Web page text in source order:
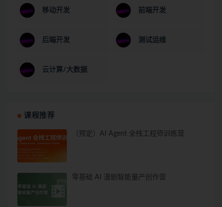
移动开发 前端开发
后端开发 测试运维
云计算/大数据
课程推荐
（预定）AI Agent 全栈工程师训练营
零基础 AI 漫剧智能量产创作营